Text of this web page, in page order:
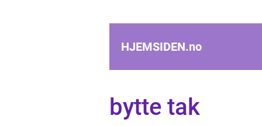
HJEMSIDEN.no
bytte tak